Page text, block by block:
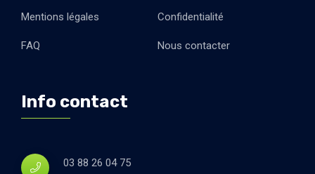
Mentions légales Confidentialité
FAQ Nous contacter
Info contact
03 88 26 04 75